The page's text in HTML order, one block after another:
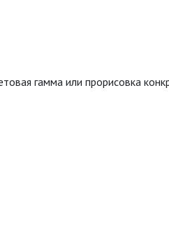
гамма или прорисовка